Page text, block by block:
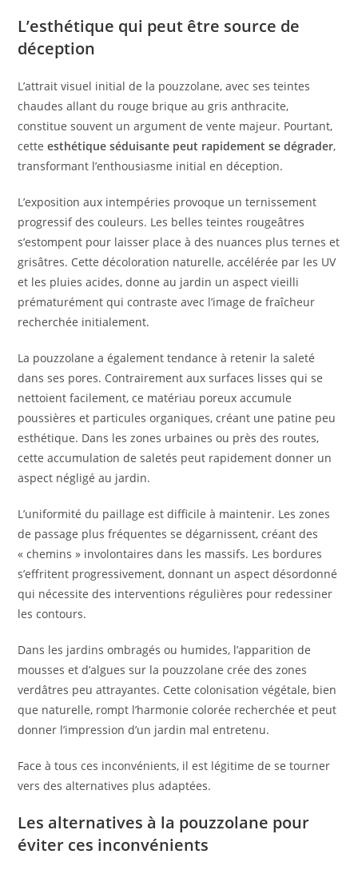
L’esthétique qui peut être source de
déception
L’attrait visuel initial de la pouzzolane, avec ses teintes
chaudes allant du rouge brique au gris anthracite,
constitue souvent un argument de vente majeur. Pourtant,
cetteesthétique séduisante peut rapidement se dégrader,
transformant l’enthousiasme initial en déception.
L’exposition aux intempéries provoque un ternissement
progressif des couleurs. Les belles teintes rougeâtres
s’estompent pour laisser place à des nuances plus ternes et
grisâtres. Cette décoloration naturelle, accélérée par les UV
et les pluies acides, donne au jardin un aspect vieilli
prématurément qui contraste avec l’image de fraîcheur
recherchée initialement.
La pouzzolane a également tendance à retenir la saleté
dans ses pores. Contrairement aux surfaces lisses qui se
nettoient facilement, ce matériau poreux accumule
poussières et particules organiques, créant une patine peu
esthétique. Dans les zones urbaines ou près des routes,
cette accumulation de saletés peut rapidement donner un
aspect négligé au jardin.
L’uniformité du paillage est difficile à maintenir. Les zones
de passage plus fréquentes se dégarnissent, créant des
« chemins » involontaires dans les massifs. Les bordures
s’effritent progressivement, donnant un aspect désordonné
qui nécessite des interventions régulières pour redessiner
les contours.
Dans les jardins ombragés ou humides, l’apparition de
mousses et d’algues sur la pouzzolane crée des zones
verdâtres peu attrayantes. Cette colonisation végétale, bien
que naturelle, rompt l’harmonie colorée recherchée et peut
donner l’impression d’un jardin mal entretenu.
Face à tous ces inconvénients, il est légitime de se tourner
vers des alternatives plus adaptées.
Les alternatives à la pouzzolane pour
éviter ces inconvénients